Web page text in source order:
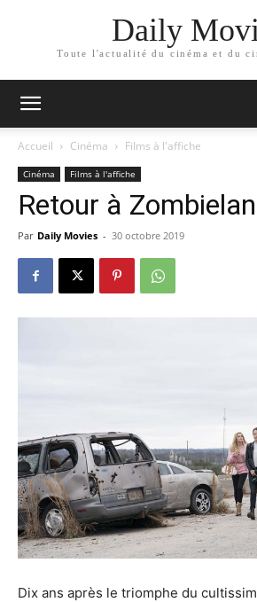
Daily
Toute l'actualité du cinéma et du
Accueil Cinéma Films à l'affiche
Cinéma Films à l'affiche
Retour à
Par Daily Movies - 30 octobre 2019
Dix ans après le triomphe du